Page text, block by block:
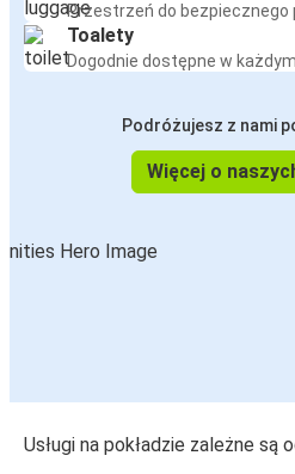
Przestrzeń do
Toalety
Dogodnie dostępne w
Podróżujesz z nami
Więcej o
Usługi na pokładzie zależne są